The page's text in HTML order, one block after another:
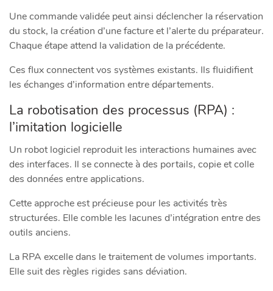
Une commande validée peut ainsi déclencher la réservation
du stock, la création d’une facture et l’alerte du préparateur.
Chaque étape attend la validation de la précédente.
Ces flux connectent vos systèmes existants. Ils fluidifient
les échanges d’information entre départements.
La robotisation des processus (RPA) :
l’imitation logicielle
Un robot logiciel reproduit les interactions humaines avec
des interfaces. Il se connecte à des portails, copie et colle
des données entre applications.
Cette approche est précieuse pour les activités très
structurées. Elle comble les lacunes d’intégration entre des
outils anciens.
La RPA excelle dans le traitement de volumes importants.
Elle suit des règles rigides sans déviation.